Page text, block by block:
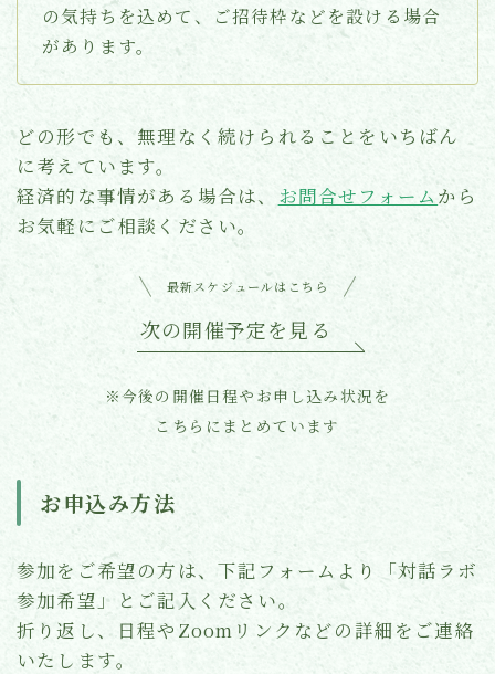
の気持ちを込めて、ご招待枠などを設ける場合
があります。
どの形でも、無理なく続けられることをいちばん
に考えています。
経済的な事情がある場合は、 お問合せフォーム から
お気軽にご相談ください。
最新スケジュールはこちら
次の開催予定を見る
※今後の開催日程やお申し込み状況を
こちらにまとめています
お申込み方法
参加をご希望の方は、下記フォームより「対話ラボ
参加希望」とご記入ください。
折り返し、日程やZoomリンクなどの詳細をご連絡
いたします。